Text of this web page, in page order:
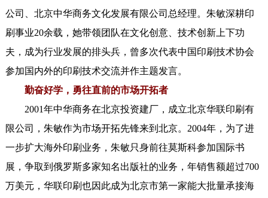
公司、北京中华商务文化发展有限公司总经理。朱敏深耕印
刷事业20余载，她带领团队在文化创意、技术创新上下功
夫，成为行业发展的排头兵，曾多次代表中国印刷技术协会
参加国内外的印刷技术交流并作主题发言。
勤奋好学，勇往直前的市场开拓者
2001年中华商务在北京投资建厂，成立北京华联印刷有
限公司，朱敏作为市场开拓先锋来到北京。2004年，为了进
一步扩大海外印刷业务，朱敏只身前往莫斯科参加国际书
展，争取到俄罗斯多家知名出版社的业务，年销售额超过700
万美元，华联印刷也因此成为北京市第一家能大批量承接海